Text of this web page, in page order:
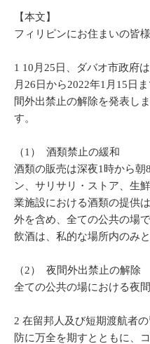
【本文】
フィリピンにお住まいの皆
1 10月25日、ダバオ市政府
月26日から2022年1月15日
間外出禁止の解除を発表し
す。
（1） 酒類禁止の緩和
酒類の販売は深夜1時から朝
ン、サリサリ・ストア、生
業施設における酒類の提供
外を含め、全ての公共の場
飲酒は、私的な場所内のみと
（2） 夜間外出禁止の解除
全ての公共の場における夜
2 在留邦人及び短期渡航者
防に万全を期すとともに、